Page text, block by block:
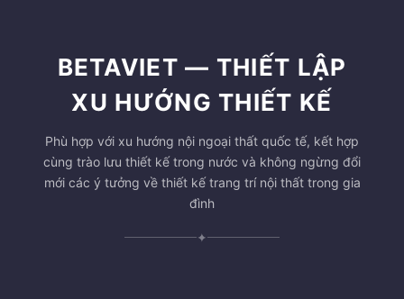
BETAVIET — THIẾT LẬP
XU HƯỚNG THIẾT KẾ
Phù hợp với xu hướng nội ngoại thất quốc tế, kết hợp
cùng trào lưu thiết kế trong nước và không ngừng đổi
mới các ý tưởng về thiết kế trang trí nội thất trong gia
đình
✦